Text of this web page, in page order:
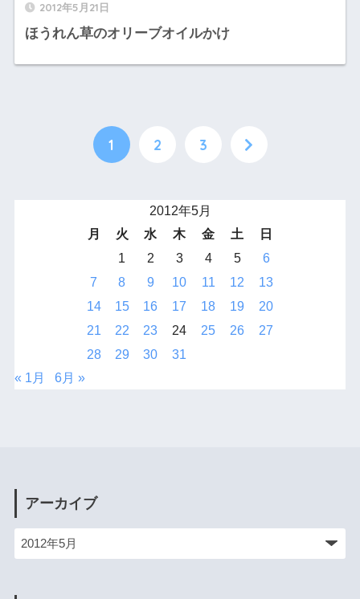
2012年5月21日
ほうれん草のオリーブオイルかけ
1 2 3
2012年5月
月
火 水 木 金 土
日
1
2 3 4 5
6
7
8 9 10 11 12
13
14
15 16 17 18 19
20
21
22 23 24 25 26
27
28
29 30
31
« 1月
6月 »
アーカイブ